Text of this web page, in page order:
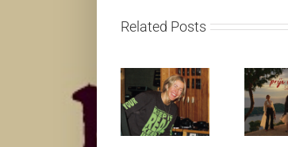
Related Posts
Ellie Goulding
otkriva nežniju
stranu novim